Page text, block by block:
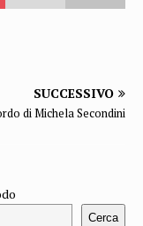
SUCCESSIVO
di Michela Secondini
Cerca